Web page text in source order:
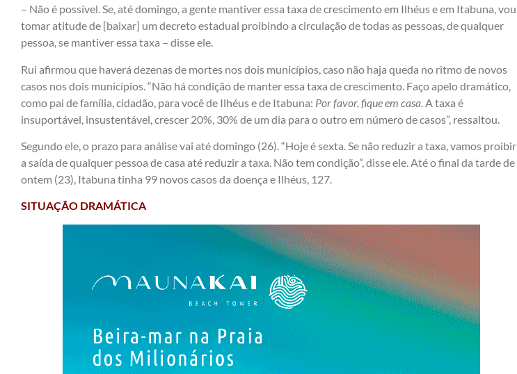
– Não é possível. Se, até domingo, a gente mantiver essa taxa de crescimento em Ilhéus e em Itabuna, vou
tomar atitude de [baixar] um decreto estadual proibindo a circulação de todas as pessoas, de qualquer
pessoa, se mantiver essa taxa – disse ele.
Rui afirmou que haverá dezenas de mortes nos dois municípios, caso não haja queda no ritmo de novos
casos nos dois municípios. “Não há condição de manter essa taxa de crescimento. Faço apelo dramático,
como pai de família, cidadão, para você de Ilhéus e de Itabuna: Por favor, fique em casa . A taxa é
insuportável, insustentável, crescer 20%, 30% de um dia para o outro em número de casos”, ressaltou.
Segundo ele, o prazo para análise vai até domingo (26). “Hoje é sexta. Se não reduzir a taxa, vamos proibir
a saída de qualquer pessoa de casa até reduzir a taxa. Não tem condição”, disse ele. Até o final da tarde de
ontem (23), Itabuna tinha 99 novos casos da doença e Ilhéus, 127.
SITUAÇÃO DRAMÁTICA